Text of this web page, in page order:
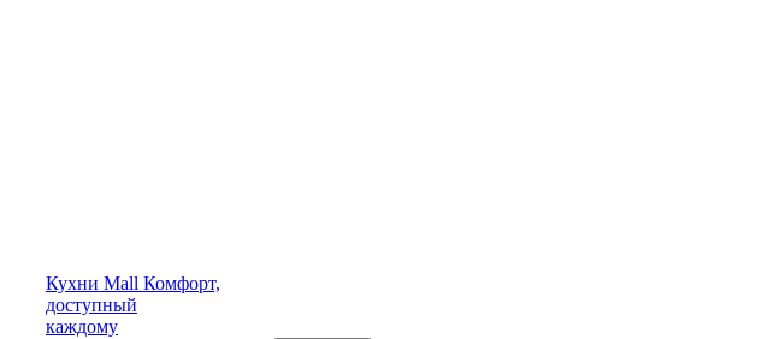
Кухни Mall Комфорт,
доступный
каждому